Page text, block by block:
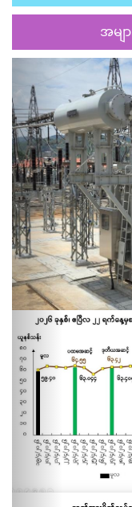
အမျ
Previous